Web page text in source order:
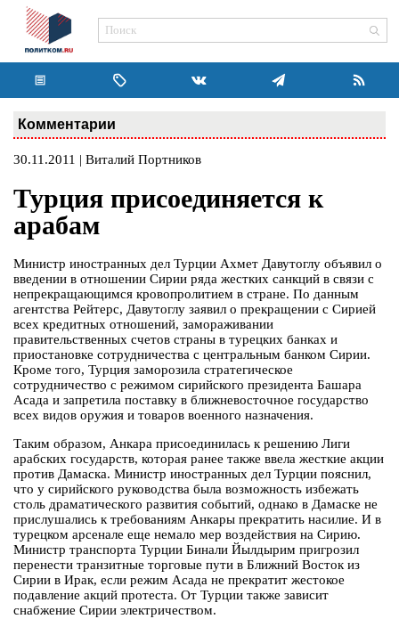
Комментарии
30.11.2011 | Виталий Портников
Турция присоединяется к
арабам
Министр иностранных дел Турции Ахмет Давутоглу объявил о
введении в отношении Сирии ряда жестких санкций в связи с
непрекращающимся кровопролитием в стране. По данным
агентства Рейтерс, Давутоглу заявил о прекращении с Сирией
всех кредитных отношений, замораживании
правительственных счетов страны в турецких банках и
приостановке сотрудничества с центральным банком Сирии.
Кроме того, Турция заморозила стратегическое
сотрудничество с режимом сирийского президента Башара
Асада и запретила поставку в ближневосточное государство
всех видов оружия и товаров военного назначения.
Таким образом, Анкара присоединилась к решению Лиги
арабских государств, которая ранее также ввела жесткие акции
против Дамаска. Министр иностранных дел Турции пояснил,
что у сирийского руководства была возможность избежать
столь драматического развития событий, однако в Дамаске не
прислушались к требованиям Анкары прекратить насилие. И в
турецком арсенале еще немало мер воздействия на Сирию.
Министр транспорта Турции Бинали Йылдырим пригрозил
перенести транзитные торговые пути в Ближний Восток из
Сирии в Ирак, если режим Асада не прекратит жестокое
подавление акций протеста. От Турции также зависит
снабжение Сирии электричеством.